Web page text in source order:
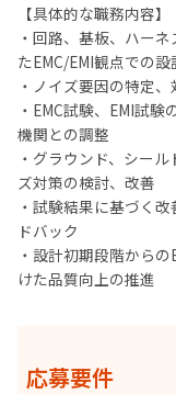
【具体的な職務内容】
・回路、基板、ハー
たEMC/EMI観点での設
・ノイズ要因の特定
・EMC試験、EMI試
機関との調整
・グラウンド、シー
ズ対策の検討、改善
・試験結果に基づく
ドバック
・設計初期段階から
けた品質向上の推進
応募要件